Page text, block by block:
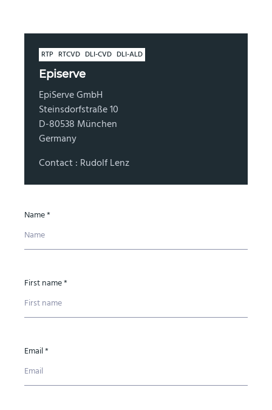
RTP RTCVD DLI-CVD DLI-ALD
Episerve
EpiServe GmbH
Steinsdorfstraße 10
D-80538 München
Germany
Contact : Rudolf Lenz
Name *
First name *
Email *